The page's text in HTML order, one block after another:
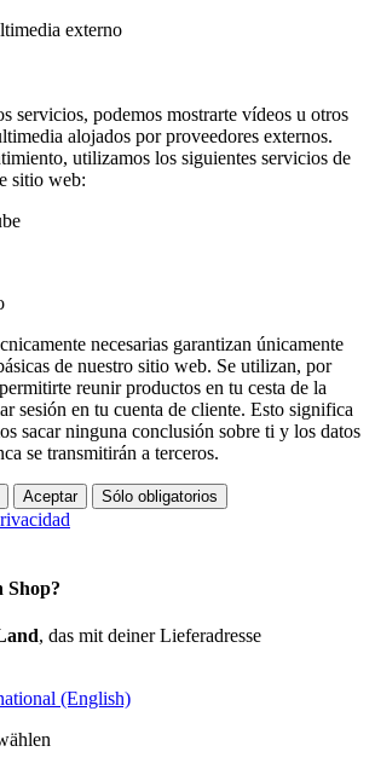
externo
servicios, podemos mostrarte vídeos u otros
alojados por proveedores externos.
utilizamos los siguientes servicios de
sitio web:
necesarias garantizan únicamente
de nuestro sitio web. Se utilizan, por
reunir productos en tu cesta de la
sesión en tu cuenta de cliente. Esto significa
sacar ninguna conclusión sobre ti y los datos
se transmitirán a terceros.
Aceptar Sólo obligatorios
Shop?
, das mit deiner Lieferadresse
(English)